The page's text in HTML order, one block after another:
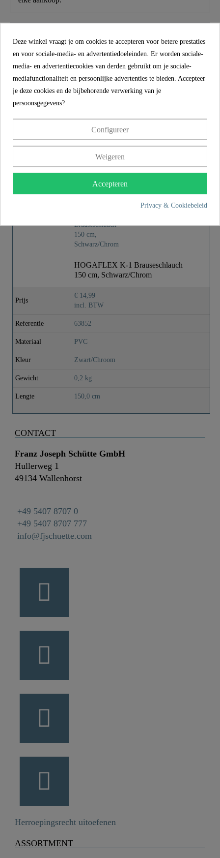
Productkenmerken
Omvang van de levering
Over SCHÜTTE
MEER INFORMATIE
HOGAFLEX K-1 Brauseschlauch
150 cm, Schwarz/Chrom
Prijs
€ 14,99
incl. BTW
Referentie 63852
Materiaal PVC
Kleur Zwart/Chroom
Gewicht 0,2 kg
Lengte 150,0 cm
CONTACT
Franz Joseph Schütte GmbH
Hullerweg 1
49134 Wallenhorst
+49 5407 8707 0
+49 5407 8707 777
info@fjschuette.com
Herroepingsrecht uitoefenen
ASSORTMENT
Deze winkel vraagt je om cookies te accepteren voor betere prestaties
en voor sociale-media- en advertentiedoeleinden. Er worden sociale-
media- en advertentiecookies van derden gebruikt om je sociale-
mediafunctionaliteit en persoonlijke advertenties te bieden. Accepteer
je deze cookies en de bijbehorende verwerking van je
persoonsgegevens?
Configureer
Weigeren
Accepteren
Privacy & Cookiebeleid